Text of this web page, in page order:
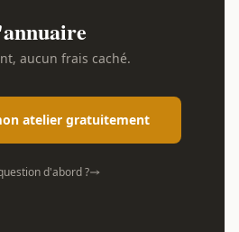
aucun frais caché.
atelier gratuitement
d'abord ?